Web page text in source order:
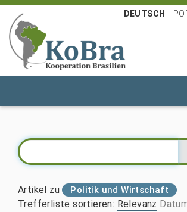
DEUTSCH
Artikel zu Politik und Wirtschaft
Trefferliste sortieren: Relevanz